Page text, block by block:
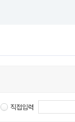
직접입력